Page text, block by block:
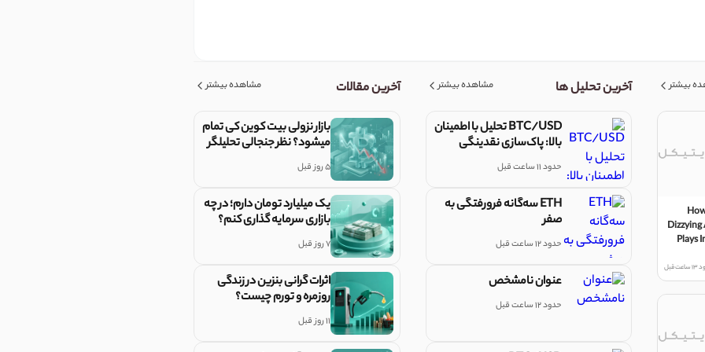
بیشتر
Dizzying
Plays
قبل
آخرین تحلیل ها مشاهده بیشتر
BTC/USD تحلیل با اطمینان
بالا: پاک‌سازی نقدینگی
سمت خرید و فیبوناچیحدود 11 ساعت قبل
ETH سه‌گانه فرورفتگی به
صفر
حدود 12 ساعت قبل
عنوان نامشخص
حدود 12 ساعت قبل
آخرین مقالات مشاهده بیشتر
بازار نزولی بیت کوین کی تمام
میشود؟ نظر جنجالی تحلیلگر
معروف5 روز قبل
یک میلیارد تومان دارم؛ در چه
بازاری سرمایه گذاری کنم؟
7 روز قبل
اثرات گرانی بنزین در زندگی
روزمره و تورم چیست؟
11 روز قبل